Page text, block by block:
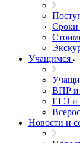
Сроки
Учащимся
ВПР и
ЕГЭ
Новости и